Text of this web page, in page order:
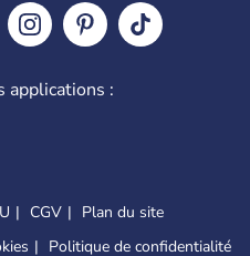
applications :
CGV
Plan du site
Politique de confidentialité